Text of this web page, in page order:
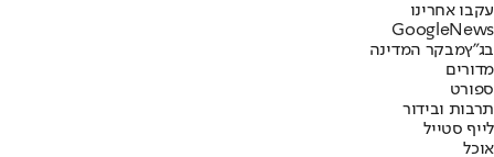
עקבו אחרינו
Googl eNews
בג"ץמבקר המדינה
מדורים
ספורט
תרבות ובידור
לייף סטייל
אוכל